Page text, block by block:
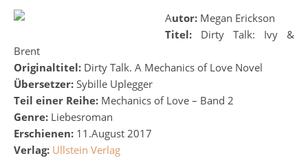
Autor: Megan Erickson
Titel: Dirty Talk: Ivy &
Brent
Originaltitel: Dirty Talk. A Mechanics of Love Novel
Übersetzer: Sybille Uplegger
Teil einer Reihe: Mechanics of Love – Band 2
Genre: Liebesroman
Erschienen: 11.August 2017
Verlag: Ullstein Verlag